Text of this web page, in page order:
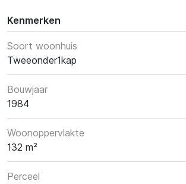
Kenmerken
Soort woonhuis
Tweeonder1kap
Bouwjaar
1984
Woonoppervlakte
132 m²
Perceel